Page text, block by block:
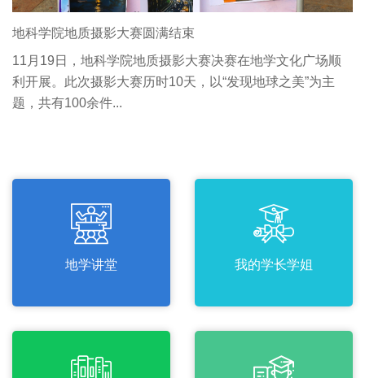
地科学院地质摄影大赛圆满结束
11月19日，地科学院地质摄影大赛决赛在地学文化广场顺
利开展。此次摄影大赛历时10天，以“发现地球之美”为主
题，共有100余件...
地学讲堂 我的学长学姐